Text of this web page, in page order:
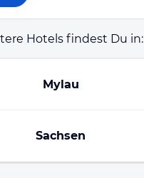
Hotels findest Du in:
Mylau
Sachsen